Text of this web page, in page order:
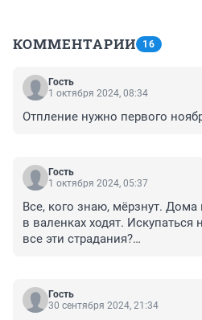
КОММЕНТАРИИ 16
Гость
1 октября 2024, 08:34
Отпление нужно первого
Гость
1 октября 2024, 05:37
Все, кого знаю, мёрзнут. Дома
в валенках ходят.
все эти страдания?
Гость
30 сентября 2024, 21:34